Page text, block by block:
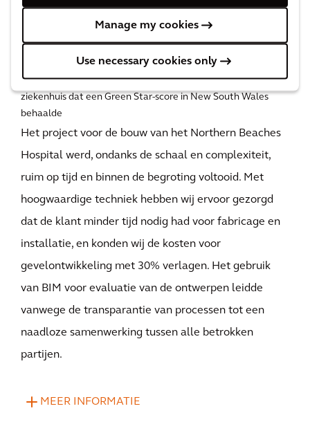
Manage my cookies
Use necessary cookies only
lofbetuigingen het antwoord in New South Wales op
de behoefte aan betere zorgverlening voor de
1ste
ziekenhuis dat een Green Star-score in New South Wales
behaalde
Het project voor de bouw van het Northern Beaches
Hospital werd, ondanks de schaal en complexiteit,
ruim op tijd en binnen de begroting voltooid. Met
hoogwaardige techniek hebben wij ervoor gezorgd
dat de klant minder tijd nodig had voor fabricage en
installatie, en konden wij de kosten voor
gevelontwikkeling met 30% verlagen. Het gebruik
van BIM voor evaluatie van de ontwerpen leidde
vanwege de transparantie van processen tot een
naadloze samenwerking tussen alle betrokken
partijen.
MEER INFORMATIE